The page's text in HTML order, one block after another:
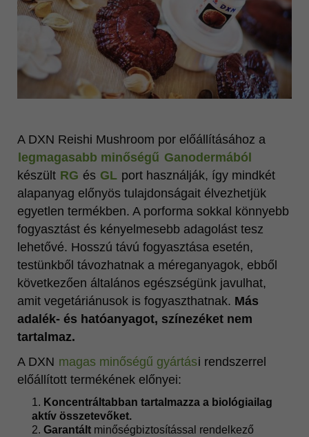
A DXN Reishi Mushroom por előállításához a
legmagasabb minőségű Ganodermából
készült RG és GL port használják, így mindkét
alapanyag előnyös tulajdonságait élvezhetjük
egyetlen termékben. A porforma sokkal könnyebb
fogyasztást és kényelmesebb adagolást tesz
lehetővé. Hosszú távú fogyasztása esetén,
testünkből távozhatnak a méreganyagok, ebből
következően általános egészségünk javulhat,
amit vegetáriánusok is fogyaszthatnak. Más
adalék- és hatóanyagot, színezéket nem
tartalmaz.
A DXN magas minőségű gyártási rendszerrel
előállított termékének előnyei:
Koncentráltabban tartalmazza a biológiailag
aktív összetevőket.
Garantált minőségbiztosítással rendelkező